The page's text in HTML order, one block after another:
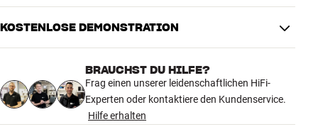
9. NICOLAI KORNERUP- Circles in f sharp minor (3:53)
10. LEPROUS - Castaway Angle (4:56)
- Sofdu Unga Ástin Mín (3:25)
4.9
8 anzeigen
5 7
KOSTENLOSE DEMONSTRATION
BRAUCHST DU HILFE?
Frag einen unserer leidenschaftlichen HiFi-
Experten oder kontaktiere den Kundenservice.
Hilfe erhalten